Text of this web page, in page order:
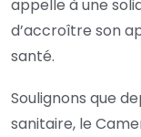
appelle à une
d’accroître son
santé.
Soulignons que
sanitaire, le